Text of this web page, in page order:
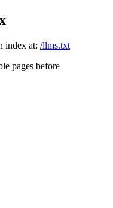
index at: /llms.txt
pages before